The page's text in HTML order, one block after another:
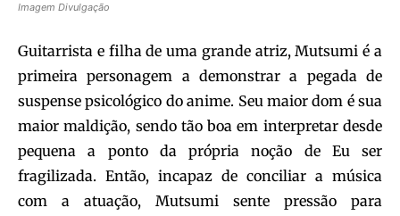
Imagem Divulgação
Guitarrista e filha de uma grande atriz, Mutsumi é a
primeira personagem a demonstrar a pegada de
suspense psicológico do anime. Seu maior dom é sua
maior maldição, sendo tão boa em interpretar desde
pequena a ponto da própria noção de Eu ser
fragilizada. Então, incapaz de conciliar a música
com a atuação, Mutsumi sente pressão para